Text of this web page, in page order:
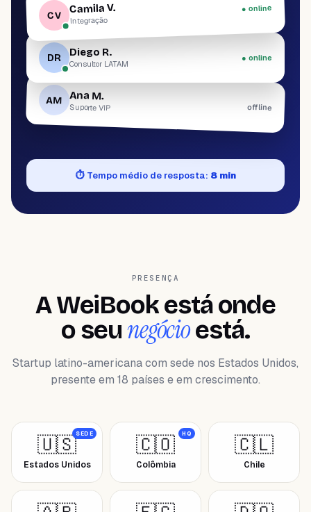
CV Camila V.
Integração
● online
DR Diego R.
Consultor LATAM
● online
AM Ana M.
Suporte VIP offline
⏱ Tempo médio de resposta: 8 min
PRESENÇA
A WeiBook está onde
o seunegócioestá.
Startup latino-americana com sede nos Estados Unidos,
presente em 18 países e em crescimento.
🇺🇸
Estados Unidos
SEDE 🇨🇴
Colômbia
HQ 🇨🇱
Chile